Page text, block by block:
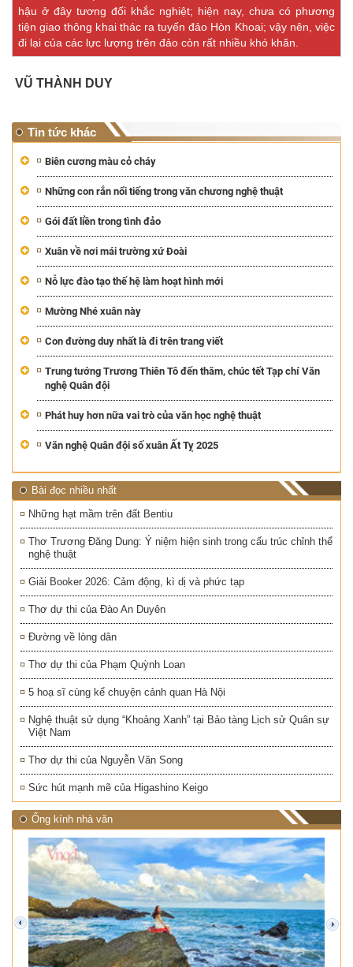
hậu ở đây tương đối khắc nghiệt; hiện nay, chưa có phương
tiện giao thông khai thác ra tuyến đảo Hòn Khoai; vậy nên, việc
đi lại của các lực lượng trên đảo còn rất nhiều khó khăn.
VŨ THÀNH DUY
Tin tức khác
Biên cương màu cỏ cháy
Những con rắn nổi tiếng trong văn chương nghệ thuật
Gói đất liền trong tình đảo
Xuân về nơi mái trường xứ Đoài
Nỗ lực đào tạo thế hệ làm hoạt hình mới
Mường Nhé xuân này
Con đường duy nhất là đi trên trang viết
Trung tướng Trương Thiên Tô đến thăm, chúc tết Tạp chí Văn
nghệ Quân đội
Phát huy hơn nữa vai trò của văn học nghệ thuật
Văn nghệ Quân đội số xuân Ất Tỵ 2025
Bài đọc nhiều nhất
Những hạt mầm trên đất Bentiu
Thơ Trương Đăng Dung: Ý niệm hiện sinh trong cấu trúc chỉnh thể
nghệ thuật
Giải Booker 2026: Cảm động, kì dị và phức tạp
Thơ dự thi của Đào An Duyên
Đường về lòng dân
Thơ dự thi của Phạm Quỳnh Loan
5 hoạ sĩ cùng kể chuyện cảnh quan Hà Nội
Nghệ thuật sử dụng “Khoảng Xanh” tại Bảo tàng Lịch sử Quân sự
Việt Nam
Thơ dự thi của Nguyễn Văn Song
Sức hút mạnh mẽ của Higashino Keigo
Ống kính nhà văn
prev next